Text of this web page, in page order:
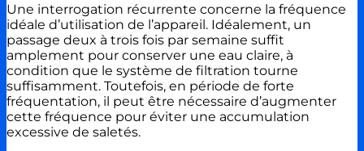
Une interrogation récurrente concerne la fréquence
idéale d’utilisation de l’appareil. Idéalement, un
passage deux à trois fois par semaine suffit
amplement pour conserver une eau claire, à
condition que le système de filtration tourne
suffisamment. Toutefois, en période de forte
fréquentation, il peut être nécessaire d’augmenter
cette fréquence pour éviter une accumulation
excessive de saletés.